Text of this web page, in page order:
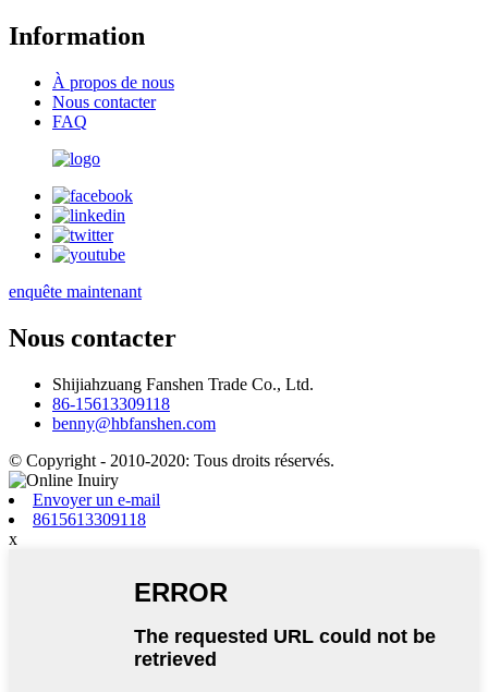
Information
À propos de nous
Nous contacter
FAQ
enquête maintenant
Nous contacter
Shijiahzuang Fanshen Trade Co., Ltd.
86-15613309118
benny@hbfanshen.com
© Copyright - 2010-2020: Tous droits réservés.
Envoyer un e-mail
8615613309118
x